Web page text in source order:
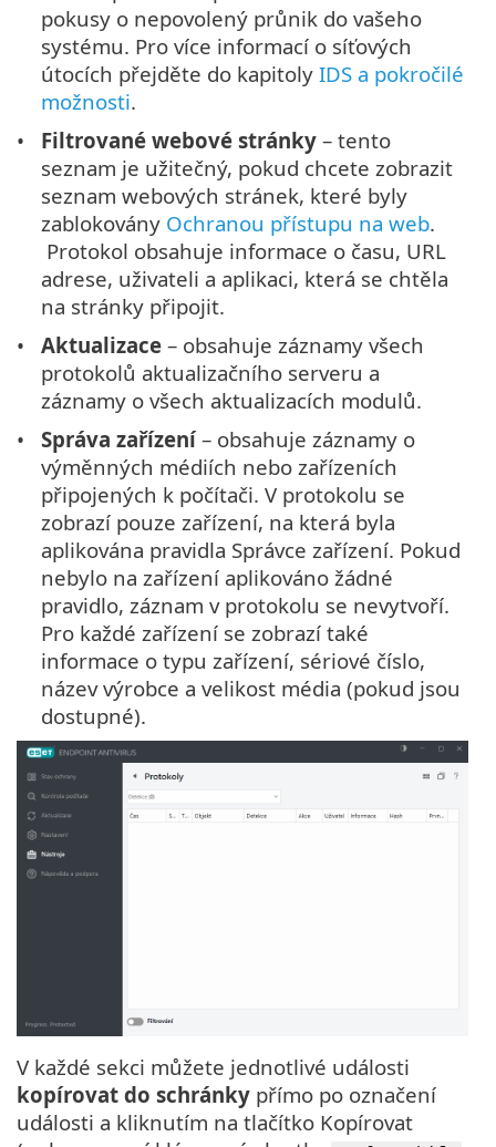
pokusy o nepovolený průnik do vašeho
systému. Pro více informací o síťových
útocích přejděte do kapitolyIDS a pokročilé
možnosti.
Filtrované webové stránky – tento
seznam je užitečný, pokud chcete zobrazit
seznam webových stránek, které byly
zablokovány Ochranou přístupu na web.
Protokol obsahuje informace o času, URL
adrese, uživateli a aplikaci, která se chtěla
na stránky připojit.
Aktualizace – obsahuje záznamy všech
protokolů aktualizačního serveru a
záznamy o všech aktualizacích modulů.
Správa zařízení– obsahuje záznamy o
výměnných médiích nebo zařízeních
připojených k počítači. V protokolu se
zobrazí pouze zařízení, na která byla
aplikována pravidla Správce zařízení. Pokud
nebylo na zařízení aplikováno žádné
pravidlo, záznam v protokolu se nevytvoří.
Pro každé zařízení se zobrazí také
informace o typu zařízení, sériové číslo,
název výrobce a velikost média (pokud jsou
dostupné).
V každé sekci můžete jednotlivé události
kopírovat do schránky přímo po označení
události a kliknutím na tlačítko Kopírovat